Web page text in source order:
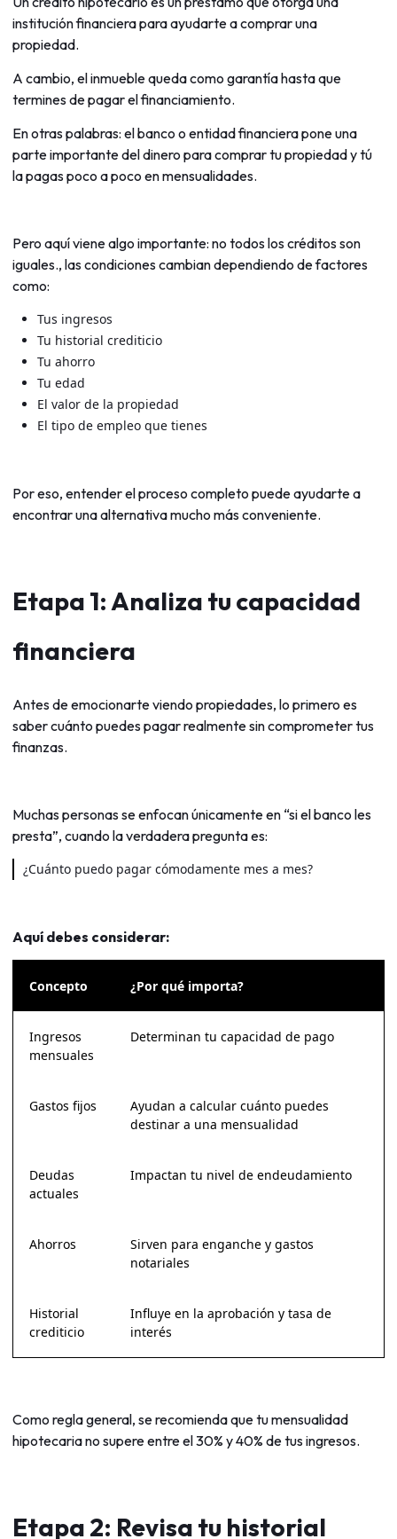
institución financiera para ayudarte a comprar una
propiedad.
A cambio, el inmueble queda como garantía hasta que
termines de pagar el financiamiento.
En otras palabras: el banco o entidad financiera pone una
parte importante del dinero para comprar tu propiedad y tú
la pagas poco a poco en mensualidades.
Pero aquí viene algo importante: no todos los créditos son
iguales., las condiciones cambian dependiendo de factores
como:
Tus ingresos
Tu historial crediticio
Tu ahorro
Tu edad
El valor de la propiedad
El tipo de empleo que tienes
Por eso, entender el proceso completo puede ayudarte a
encontrar una alternativa mucho más conveniente.
Etapa 1: Analiza tu capacidad
financiera
Antes de emocionarte viendo propiedades, lo primero es
saber cuánto puedes pagar realmente sin comprometer tus
finanzas.
Muchas personas se enfocan únicamente en “si el banco les
presta”, cuando la verdadera pregunta es:
¿Cuánto puedo pagar cómodamente mes a mes?
Aquí debes considerar:
Concepto ¿Por qué importa?
Ingresos
mensuales
Determinan tu capacidad de pago
Gastos fijos
Ayudan a calcular cuánto puedes
destinar a una mensualidad
Deudas
actuales
Impactan tu nivel de endeudamiento
Ahorros
Sirven para enganche y gastos
notariales
Historial
crediticio
Influye en la aprobación y tasa de
interés
Como regla general, se recomienda que tu mensualidad
hipotecaria no supere entre el 30% y 40% de tus ingresos.
Etapa 2: Revisa tu historial